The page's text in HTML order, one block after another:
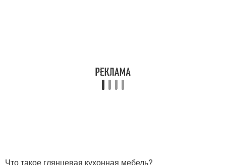
Что такое глянцевая кухонная мебель?